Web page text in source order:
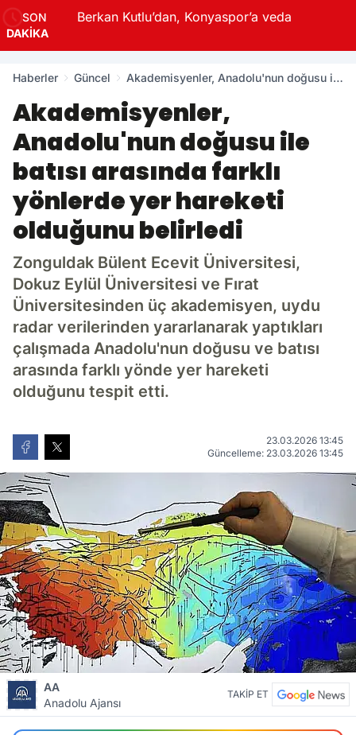
SON
DAKİKA
Berkan Kutlu’dan, Konyaspor’a veda
Haberler Güncel
Akademisyenler, Anadolu'nun doğusu ile
hareketi olduğunu belirledi
Akademisyenler,
Anadolu'nun doğusu ile
batısı arasında farklı
yönlerde yer hareketi
olduğunu belirledi
Zonguldak Bülent Ecevit Üniversitesi,
Dokuz Eylül Üniversitesi ve Fırat
Üniversitesinden üç akademisyen, uydu
radar verilerinden yararlanarak yaptıkları
çalışmada Anadolu'nun doğusu ve batısı
arasında farklı yönde yer hareketi
olduğunu tespit etti.
23.03.2026 13:45
Güncelleme: 23.03.2026 13:45
AA
Anadolu Ajansı
TAKİP ET